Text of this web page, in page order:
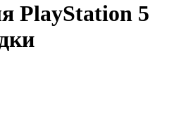
PlayStation 5